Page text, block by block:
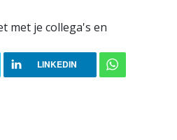
met je collega's en
LINKEDIN